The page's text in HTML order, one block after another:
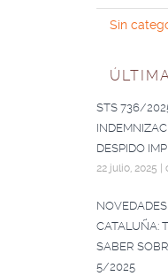
Sin
STS 736/
DESPIDO
22 julio, 2025
CATALUÑA:
SABER
5/2025